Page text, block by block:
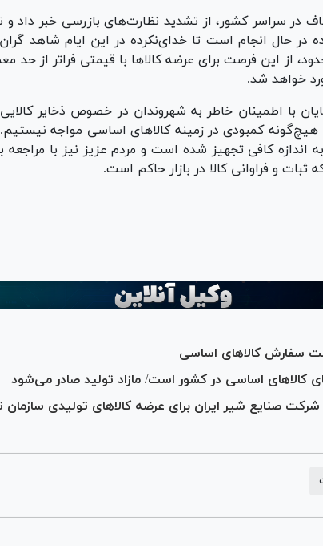
در سراسر کشور، از تشدید نظارت‌های بازرسی خبر داد
در حال انجام است تا خدای‌نکرده در این ایام شاهد
از این فرصت برای عرضه کالا‌ها با قیمتی فراتر از حد
خواهد شد.
با اطمینان خاطر به شهروندان در خصوص ذخایر
کمبودی در زمینه کالا‌های اساسی مواجه نیستیم.
اندازه کافی تجهیز شده است و مردم عزیز نیز با
و فراوانی کالا در بازار حاکم است.
سفارش کالا‌های اساسی
کالا‌های اساسی در کشور است/ مازاد تولید صادر می‌شود
صنایع شیر ایران برای عرضه کالا‌های تولیدی سازمان